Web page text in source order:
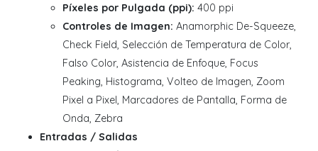
Píxeles por Pulgada (ppi): 400 ppi
Controles de Imagen: Anamorphic De-Squeeze,
Check Field, Selección de Temperatura de Color,
Falso Color, Asistencia de Enfoque, Focus
Peaking, Histograma, Volteo de Imagen, Zoom
Pixel a Pixel, Marcadores de Pantalla, Forma de
Onda, Zebra
Entradas / Salidas